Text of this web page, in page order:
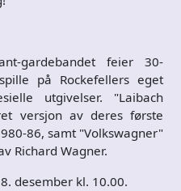
gardebandet feier 30-
på Rockefellers eget
utgivelser. "Laibach
versjon av deres første
86, samt "Volkswagner"
Richard Wagner.
desember kl. 10.00.